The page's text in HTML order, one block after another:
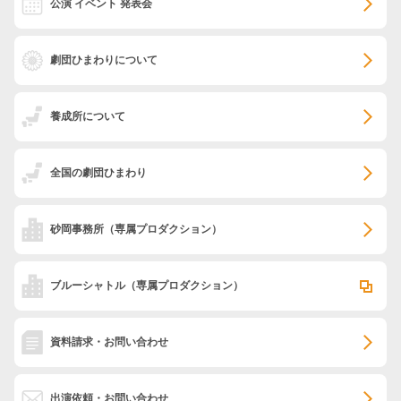
公演 イベント 発表会
劇団ひまわりについて
養成所について
全国の劇団ひまわり
砂岡事務所 （専属プロダクション）
ブルーシャトル（専属プロダクション）
資料請求・お問い合わせ